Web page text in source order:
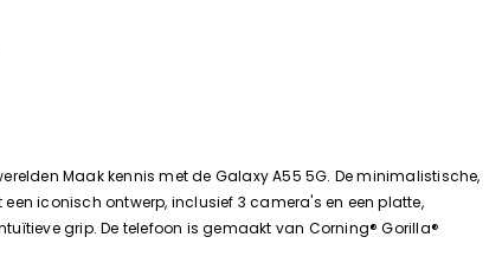
Maak kennis met de Galaxy A55 5G. De minimalistische,
iconisch ontwerp, inclusief 3 camera's en een platte,
grip. De telefoon is gemaakt van Corning® Gorilla®